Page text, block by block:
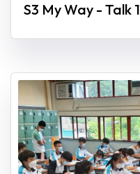
S3 My Way - Talk 1